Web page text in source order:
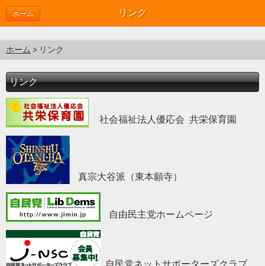
リンク
ホーム
ホーム リンク
リンク
社会福祉法人優応会 共栄保育園
真宗大谷派（東本願寺）
自由民主党ホームページ
自民党ネットサポーターズクラブ